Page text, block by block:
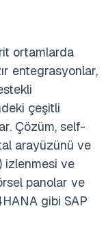
ortamlarda
entegrasyonlar,
çeşitli
Çözüm, self-
arayüzünü ve
izlenmesi ve
panolar ve
gibi SAP